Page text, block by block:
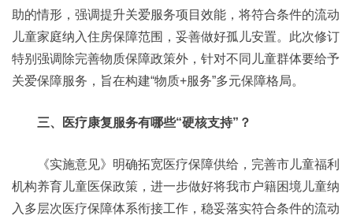
助的情形，强调提升关爱服务项目效能，将符合条件的流动
儿童家庭纳入住房保障范围，妥善做好孤儿安置。此次修订
特别强调除完善物质保障政策外，针对不同儿童群体要给予
关爱保障服务，旨在构建“物质+服务”多元保障格局。
三、医疗康复服务有哪些“硬核支持”？
《实施意见》明确拓宽医疗保障供给，完善市儿童福利
机构养育儿童医保政策，进一步做好将我市户籍困境儿童纳
入多层次医疗保障体系衔接工作，稳妥落实符合条件的流动